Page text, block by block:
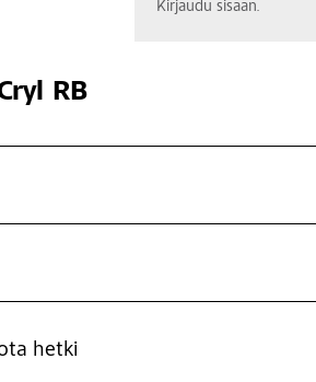
Kirjaudu sisään.
RB
hetki